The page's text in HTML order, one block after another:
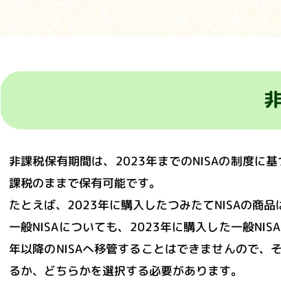
非課税保有期間は、2023年までのNISAの制度に
課税のままで保有可能です。
たとえば、2023年に購入したつみたてNISAの商
一般NISAについても、2023年に購入した一般
年以降のNISAへ移管することはできませんので、
るか、どちらかを選択する必要があります。